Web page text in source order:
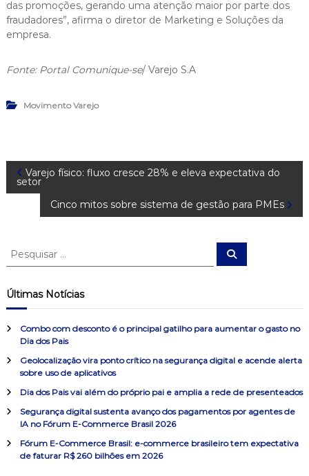
das promoções, gerando uma atenção maior por parte dos
fraudadores”, afirma o diretor de Marketing e Soluções da
empresa.
Fonte: Portal Comunique-se/ Varejo S.A
Movimento Varejo
N
e
g
a
ç
ã
Varejo físico: fluxo cresce 28% e eleva expectativa do
setor
Cinco mitos sobre sistema de gestão para PMEs
P
q
u
s
r
o
r
P
s
r
Últimas Notícias
Combo com desconto é o principal gatilho para aumentar o gasto no
Dia dos Pais
Geolocalização vira ponto crítico na segurança digital e acende alerta
sobre uso de aplicativos
Dia dos Pais vai além do próprio pai e amplia a rede de presenteados
Segurança digital sustenta avanço dos pagamentos por agentes de
IA no Fórum E-Commerce Brasil 2026
Fórum E-Commerce Brasil: e-commerce brasileiro tem expectativa
de faturar R$ 260 bilhões em 2026